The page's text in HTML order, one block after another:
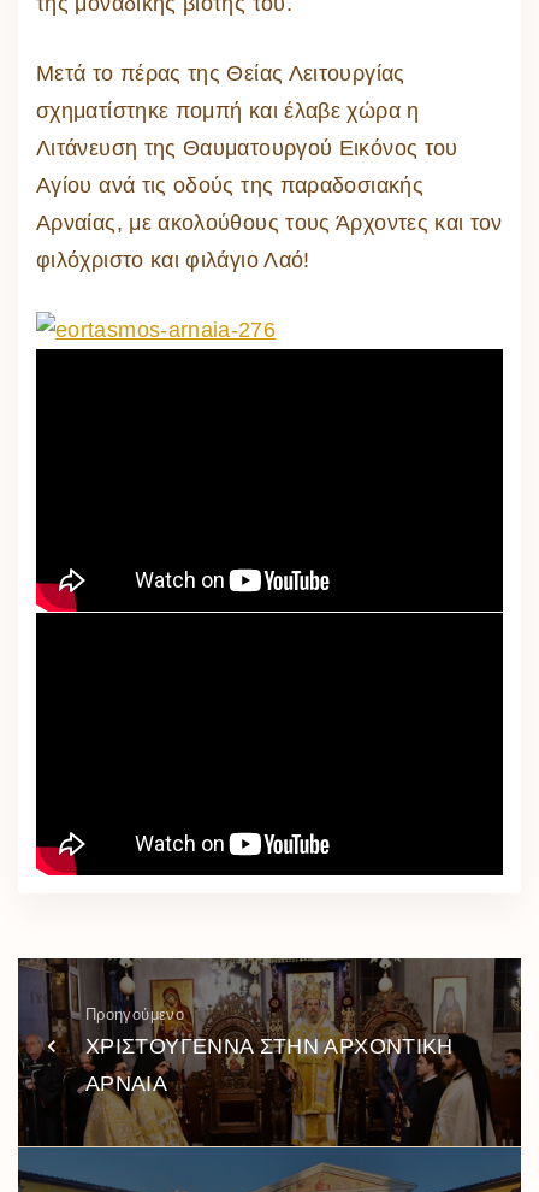
Μετά το πέρας της Θείας Λειτουργίας
σχηματίστηκε πομπή και έλαβε χώρα η
Λιτάνευση της Θαυματουργού Εικόνος του
Αγίου ανά τις οδούς της παραδοσιακής
Αρναίας, με ακολούθους τους Άρχοντες και τον
φιλόχριστο και φιλάγιο Λαό!
Προηγούμενο
ΧΡΙΣΤΟΥΓΕΝΝΑ ΣΤΗΝ ΑΡΧΟΝΤΙΚΗ
ΑΡΝΑΙΑ